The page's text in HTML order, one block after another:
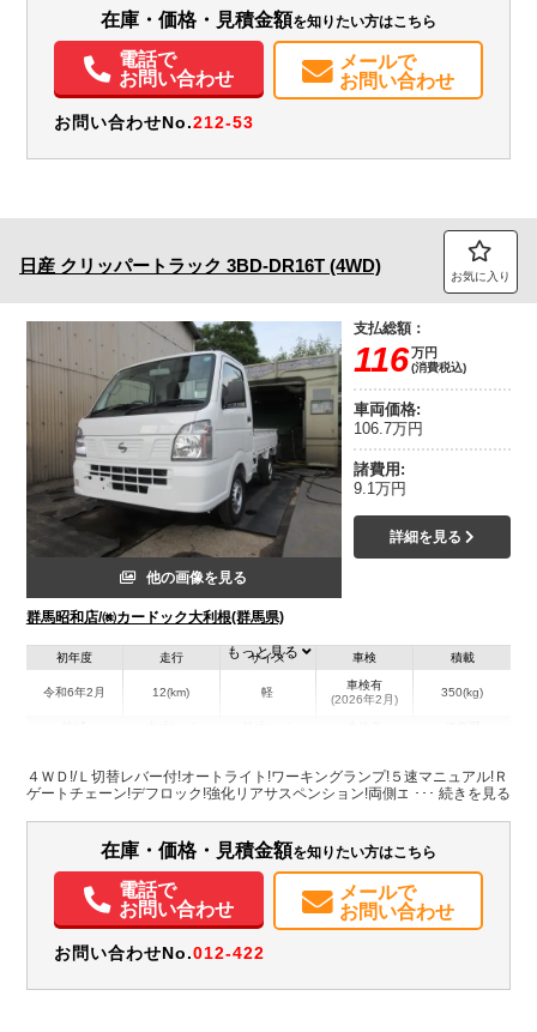
パワステ パワーウィンドウ ABS エアバッグ
在庫・価格・見積金額を知りたい方はこちら
電話で
お問い合わせ
メールで
お問い合わせ
お問い合わせNo.212-53
日産 クリッパートラック 3BD-DR16T (4WD) お気に入り
他の画像を見る
群馬昭和店/㈱カードック大利根(群馬県)
支払総額：
116万円
(消費税込)
車両価格:
106.7万円
諸費用:
9.1万円
詳細を見る
初年度
令和6年2月
走行
12(km)
サイズ
軽
車検
車検有
(2026年2月)
積載
350(kg)
パワステ ABS エアバッグ
もっと見る
４ＷＤ!/Ｌ切替レバー付!オートライト!ワーキングランプ!５速マニュアル!Ｒ
ゲートチェーン!デフロック!強化リアサスペンション!両側エアバッグ付き!
在庫・価格・見積金額を知りたい方はこちら
電話で
お問い合わせ
メールで
お問い合わせ
お問い合わせNo.012-422